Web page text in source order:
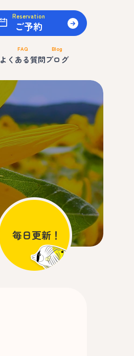
Reservation
ご予約
FAQ
よくある質問
Blog
ブログ